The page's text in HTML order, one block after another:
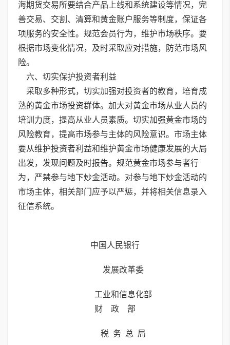
海期货交易所要结合产品上线和系统建设等情况，完
善交易、交割、清算和黄金账户服务等制度，保证各
项服务的安全性。规范会员行为，维护市场秩序。要
根据市场变化情况，及时采取应对措施，防范市场风
险。
六、切实保护投资者利益
采取多种形式，切实加强对投资者的教育，培育成
熟的黄金市场投资群体。加大对黄金市场从业人员的
培训力度，提高从业人员素质。切实加强黄金市场的
风险教育，提高市场参与主体的风险意识。市场主体
要从维护投资者利益和维护黄金市场健康发展的大局
出发，发现问题及时报告。规范黄金市场参与者行
为，严禁参与地下炒金活动。对参与地下炒金活动的
市场主体，相关部门应予以严惩，并将相关信息录入
征信系统。
中国人民银行
发展改革委
工业和信息化部
财 政 部
税 务 总 局